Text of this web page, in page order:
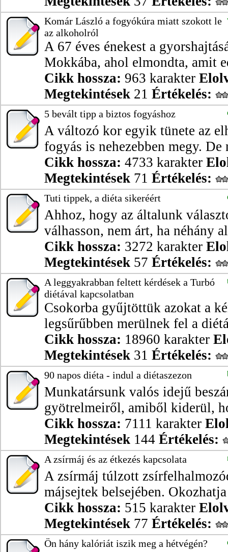
Komár László a fogyókúra miatt szokott le
az alkoholról
A 67 éves énekest a
Mokkába, ahol elmondta, amit
Cikk hossza: 963 karakter
Megtekintések 21 Értékelés:
5 bevált tipp a biztos fogyáshoz
A változó kor egyik tünete az
fogyás is nehezebben megy. De
Cikk hossza: 4733 karakter
Megtekintések 71 Értékelés:
Tuti tippek, a diéta sikeréért
Ahhoz, hogy az általunk
válhasson, nem árt, ha néhány
Cikk hossza: 3272 karakter
Megtekintések 57 Értékelés:
A leggyakrabban feltett kérdések a Turbó
diétával kapcsolatban
Csokorba gyűjtöttük azokat a
legsűrűbben merülnek fel a
Cikk hossza: 18960 karakter
Megtekintések 31 Értékelés:
90 napos diéta - indul a diétaszezon
Munkatársunk valós idejű
gyötrelmeiről, amiből kiderül,
Cikk hossza: 7111 karakter
Megtekintések 144 Értékelés:
A zsírmáj és az étkezés kapcsolata
A zsírmáj túlzott
májsejtek belsejében.
Cikk hossza: 515 karakter
Megtekintések 77 Értékelés:
Ön hány kalóriát iszik meg a hétvégén?